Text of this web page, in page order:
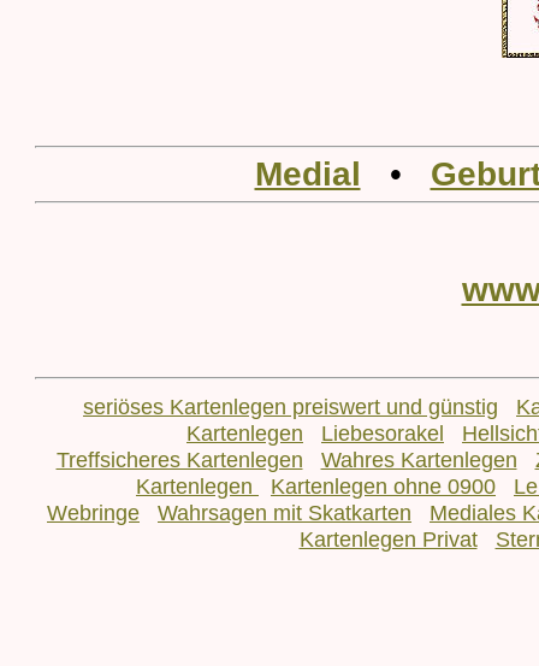
Medial •
seriöses Kartenlegen preiswert und günstig
Kartenlegen
Liebesorakel
Treffsicheres Kartenlegen
Wahres Kartenlegen
Kartenlegen
Kartenlegen ohne 0900
Webringe
Wahrsagen mit Skatkarten
Mediales
Kartenlegen Privat